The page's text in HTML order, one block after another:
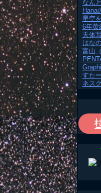
なん
Hana
星空
6年黄
天体
はな
富山
Graphil
すた
ネス